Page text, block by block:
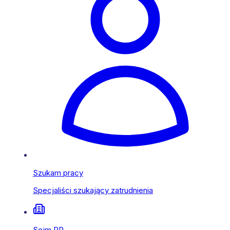
Szukam pracy
Specjaliści szukający zatrudnienia